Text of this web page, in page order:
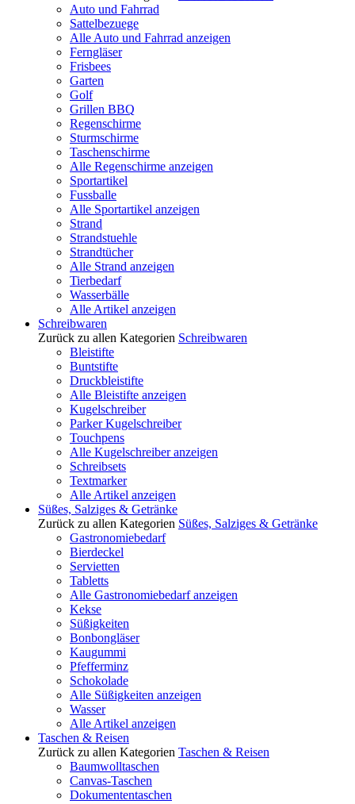
Auto und Fahrrad
Sattelbezuege
Alle Auto und Fahrrad anzeigen
Ferngläser
Frisbees
Garten
Golf
Grillen BBQ
Regenschirme
Sturmschirme
Taschenschirme
Alle Regenschirme anzeigen
Sportartikel
Fussballe
Alle Sportartikel anzeigen
Strand
Strandstuehle
Strandtücher
Alle Strand anzeigen
Tierbedarf
Wasserbälle
Alle Artikel anzeigen
Schreibwaren
Zurück zu allen Kategorien Schreibwaren
Bleistifte
Buntstifte
Druckbleistifte
Alle Bleistifte anzeigen
Kugelschreiber
Parker Kugelschreiber
Touchpens
Alle Kugelschreiber anzeigen
Schreibsets
Textmarker
Alle Artikel anzeigen
Süßes, Salziges & Getränke
Zurück zu allen Kategorien Süßes, Salziges & Getränke
Gastronomiebedarf
Bierdeckel
Servietten
Tabletts
Alle Gastronomiebedarf anzeigen
Kekse
Süßigkeiten
Bonbongläser
Kaugummi
Pfefferminz
Schokolade
Alle Süßigkeiten anzeigen
Wasser
Alle Artikel anzeigen
Taschen & Reisen
Zurück zu allen Kategorien Taschen & Reisen
Baumwolltaschen
Canvas-Taschen
Dokumententaschen